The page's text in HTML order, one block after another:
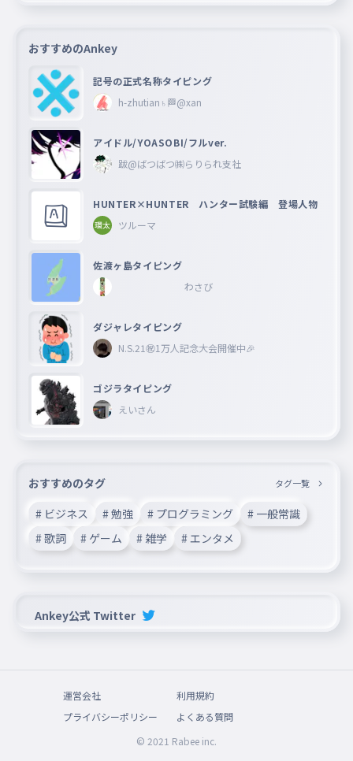
おすすめのAnkey
記号の正式名称タイピング
h-zhutian♄🏁@xan
アイドル/YOASOBI/フルver.
跋@ばつばつ㈱らりられ支社
HUNTER×HUNTER ハンター試験編 登場人物
ツルーマ
佐渡ヶ島タイピング
わさび
ダジャレタイピング
N.S.21㊗︎1万人記念大会開催中🎉
ゴジラタイピング
えいさん
おすすめのタグ タグ一覧
# ビジネス # 勉強 # プログラミング
# 一般常識
# 歌詞
# ゲーム # 雑学 # エンタメ
Ankey公式 Twitter
運営会社
利用規約
プライバシーポリシー
よくある質問
© 2021 Rabee inc.